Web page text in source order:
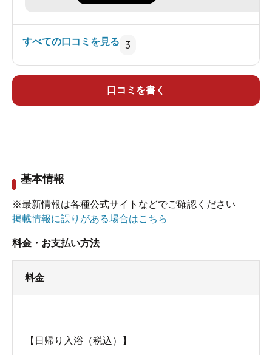
すべての口コミを見る 3
口コミを書く
基本情報
※最新情報は各種公式サイトなどでご確認ください
掲載情報に誤りがある場合はこちら
料金・お支払い方法
料金
【日帰り入浴（税込）】